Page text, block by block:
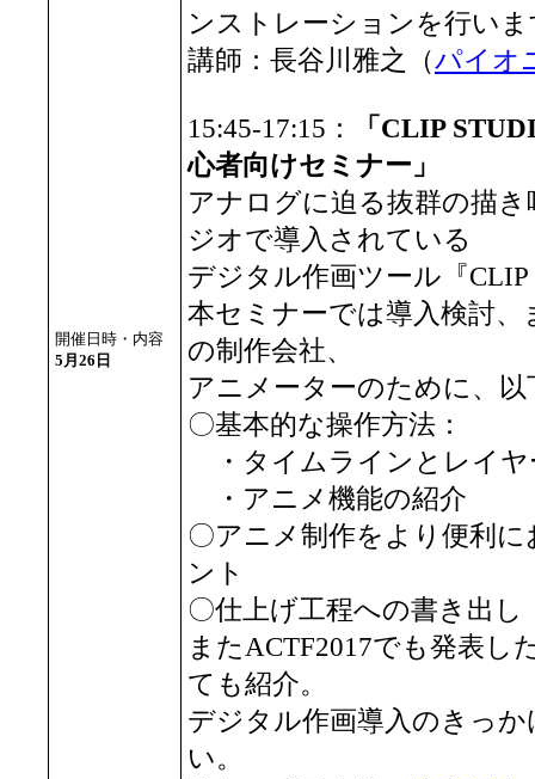
開催日時・内容
5月26日
ンストレーションを行い
講師：長谷川雅之（パイオ
15:45-17:15：
「CLIP
心者向けセミナー」
アナログに迫る抜群の描
ジオで導入されている
デジタル作画ツール『
本セミナーでは導入検討
の制作会社、
アニメーターのために、
〇基本的な操作方法：
・タイムラインとレイヤ
・アニメ機能の紹介
〇アニメ制作をより便利
ント
〇仕上げ工程への書き出し
またACTF2017でも発表し
ても紹介。
デジタル作画導入のきっ
い。